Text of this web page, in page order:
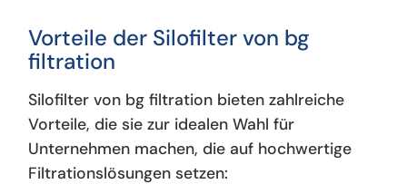
Vorteile der Silofilter von bg
filtration
Silofilter von bg filtration bieten zahlreiche
Vorteile, die sie zur idealen Wahl für
Unternehmen machen, die auf hochwertige
Filtrationslösungen setzen: